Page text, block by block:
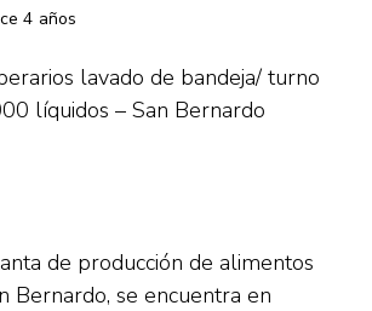
4 años
lavado de bandeja/ turno
líquidos – San Bernardo
de producción de alimentos
Bernardo, se encuentra en